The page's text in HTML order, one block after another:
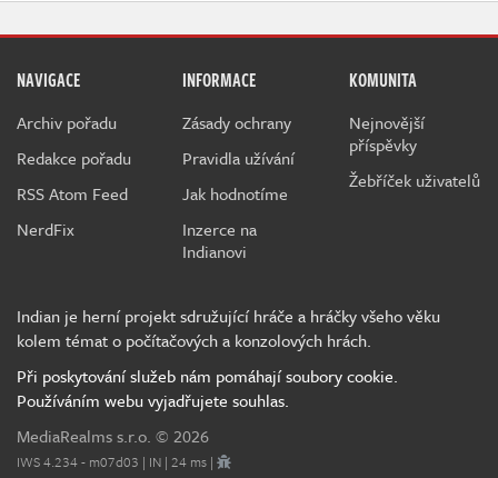
NAVIGACE
Archiv pořadu
Redakce pořadu
RSS Atom Feed
NerdFix
INFORMACE
Zásady ochrany
Pravidla užívání
Jak hodnotíme
Inzerce na
Indianovi
KOMUNITA
Nejnovější
příspěvky
Žebříček uživatelů
Indian je herní projekt sdružující hráče a hráčky všeho věku
kolem témat o počítačových a konzolových hrách.
Při poskytování služeb nám pomáhají soubory cookie.
Používáním webu vyjadřujete souhlas.
MediaRealms s.r.o. © 2026
IWS 4.234 - m07d03 | IN | 24 ms |